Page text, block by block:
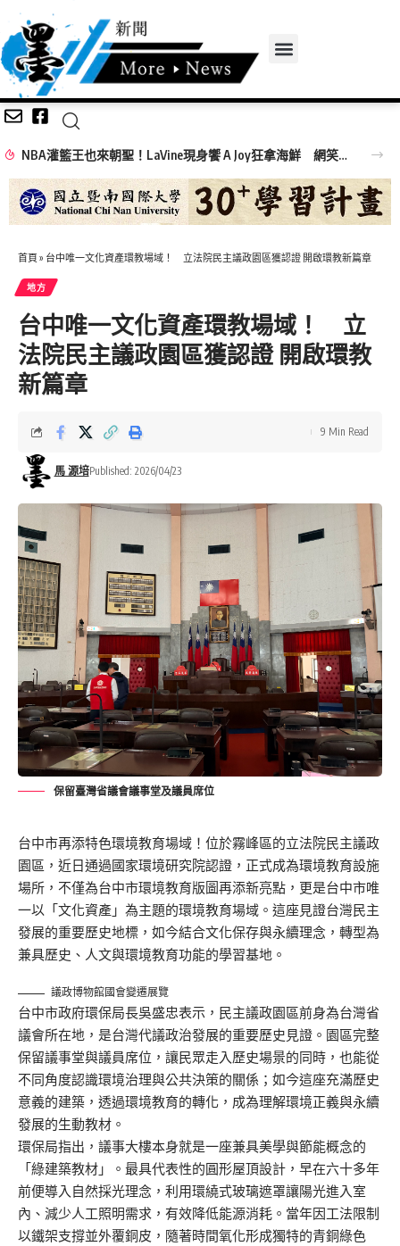
NBA灌籃王也來朝聖！LaVine現身饗 A Joy狂拿海鮮 網笑：吃飯免費看球星
首頁 » 台中唯一文化資產環教場域！ 立法院民主議政園區獲認證 開啟環教新篇章
地方
台中唯一文化資產環教場域！ 立
法院民主議政園區獲認證 開啟環教
新篇章
馬 源培Published: 2026/04/23
9 Min Read
保留臺灣省議會議事堂及議員席位
台中市再添特色環境教育場域！位於霧峰區的立法院民主議政
園區，近日通過國家環境研究院認證，正式成為環境教育設施
場所，不僅為台中市環境教育版圖再添新亮點，更是台中市唯
一以「文化資產」為主題的環境教育場域。這座見證台灣民主
發展的重要歷史地標，如今結合文化保存與永續理念，轉型為
兼具歷史、人文與環境教育功能的學習基地。
議政博物館國會變遷展覽
台中市政府環保局長吳盛忠表示，民主議政園區前身為台灣省
議會所在地，是台灣代議政治發展的重要歷史見證。園區完整
保留議事堂與議員席位，讓民眾走入歷史場景的同時，也能從
不同角度認識環境治理與公共決策的關係；如今這座充滿歷史
意義的建築，透過環境教育的轉化，成為理解環境正義與永續
發展的生動教材。
環保局指出，議事大樓本身就是一座兼具美學與節能概念的
「綠建築教材」。最具代表性的圓形屋頂設計，早在六十多年
前便導入自然採光理念，利用環繞式玻璃遮罩讓陽光進入室
內、減少人工照明需求，有效降低能源消耗。當年因工法限制
以鐵架支撐並外覆銅皮，隨著時間氧化形成獨特的青銅綠色